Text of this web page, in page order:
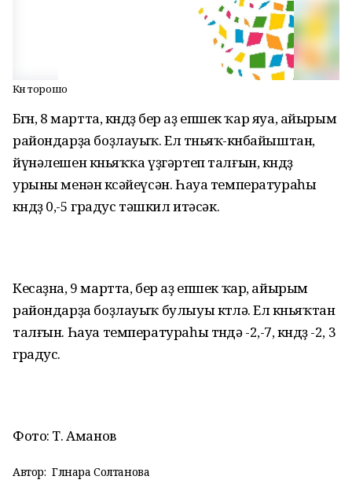
Көн торошо
Бөгөн, 8 мартта, көндөҙ бер аҙ епшек ҡар яуа, айырым
райондарҙа боҙлауыҡ. Ел төньяҡ-көнбайыштан,
йүнәлешен көньяҡҡа үҙгәртеп талғын, көндөҙ
урыны менән көсәйеүсән. Һауа температураһы
көндөҙ 0,-5 градус тәшкил итәсәк.
Кесаҙна, 9 мартта, бер аҙ епшек ҡар, айырым
райондарҙа боҙлауыҡ булыуы көтөлә. Ел көньяҡтан
талғын. Һауа температураһы төндә -2,-7, көндөҙ -2, 3
градус.
Фото: Т. Аманов
Автор: Гөлнара Солтанова